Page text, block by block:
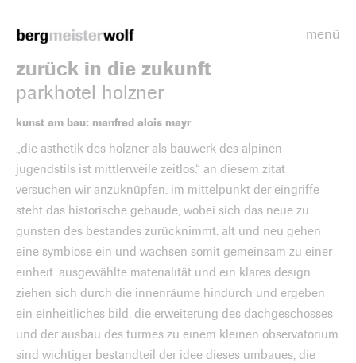
menü
zurück in die zukunft
parkhotel holzner
kunst am bau: manfred alois mayr
„die ästhetik des holzner als bauwerk des alpinen
jugendstils ist mittlerweile zeitlos.“ an diesem zitat
versuchen wir anzuknüpfen. im mittelpunkt der eingriffe
steht das historische gebäude, wobei sich das neue zu
gunsten des bestandes zurücknimmt. alt und neu gehen
eine symbiose ein und wachsen somit gemeinsam zu einer
einheit. ausgewählte materialität und ein klares design
ziehen sich durch die innenräume hindurch und ergeben
ein einheitliches bild. die erweiterung des dachgeschosses
und der ausbau des turmes zu einem kleinen observatorium
sind wichtiger bestandteil der idee dieses umbaues, die